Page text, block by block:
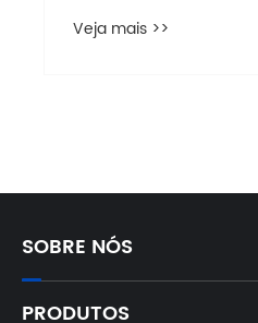
Veja mais >>
SOBRE NÓS
PRODUTOS